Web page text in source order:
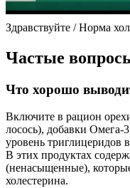
Здравствуйте / Норма
Частые
Что хорошо
Включите в рацион
лосось), добавки
уровень триглицеридов
В этих продуктах
(ненасыщенные),
холестерина.